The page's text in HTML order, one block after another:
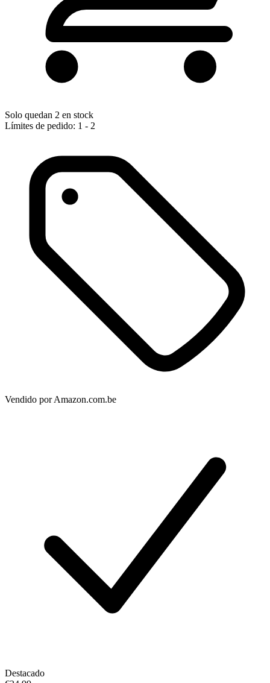
Solo quedan 2 en stock
Límites de pedido: 1 - 2
Vendido porAmazon.com.be
Destacado